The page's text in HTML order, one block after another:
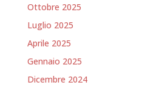
Ottobre 2025
Luglio 2025
Aprile 2025
Gennaio 2025
Dicembre 2024